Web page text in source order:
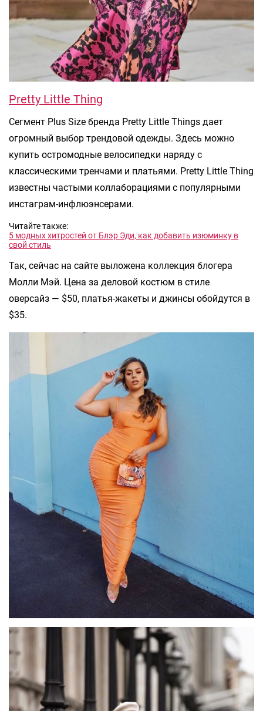
Pretty Little Thing
Сегмент Plus Size бренда Pretty Little Things дает
огромный выбор трендовой одежды. Здесь можно
купить остромодные велосипедки наряду с
классическими тренчами и платьями. Рretty Little Thing
известны частыми коллаборациями с популярными
инстаграм-инфлюэнсерами.
Читайте также:
5 модных хитростей от Блэр Эди, как добавить изюминку в
свой стиль
Так, сейчас на сайте выложена коллекция блогера
Молли Мэй. Цена за деловой костюм в стиле
оверсайз — $50, платья-жакеты и джинсы обойдутся в
$35.